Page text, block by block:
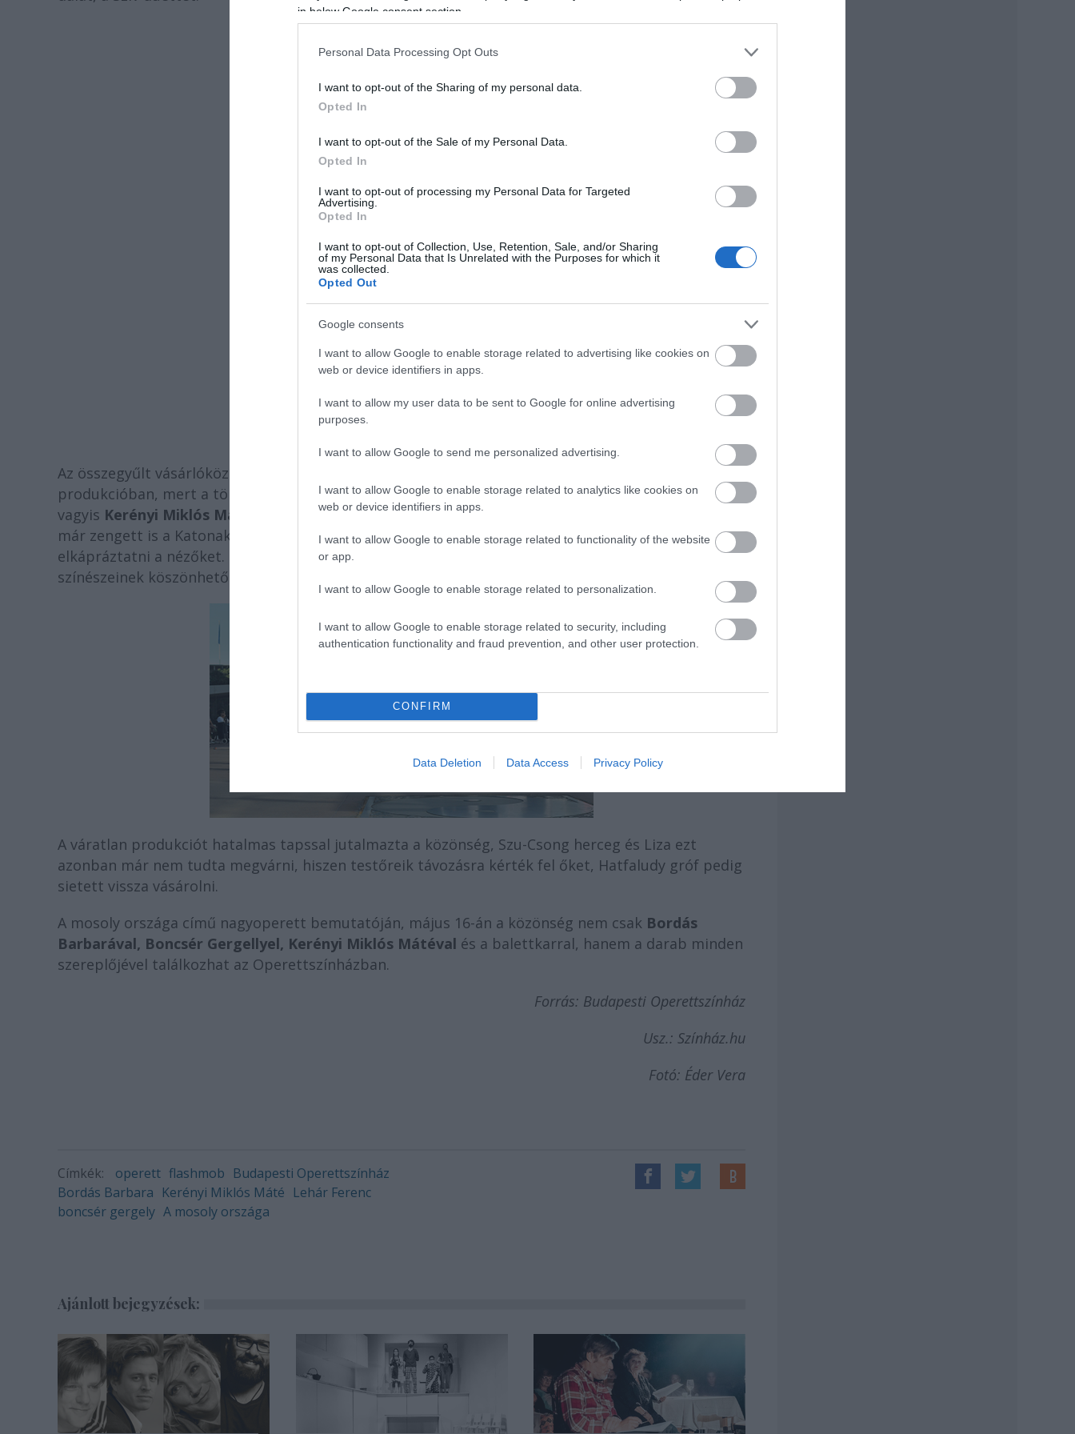
in below Google consent section.
Personal Data Processing Opt Outs
I want to opt-out of the Sharing of my personal data.
Opted In
I want to opt-out of the Sale of my Personal Data.
Opted In
I want to opt-out of processing my Personal Data for Targeted
Advertising.
Opted In
I want to opt-out of Collection, Use, Retention, Sale, and/or Sharing
of my Personal Data that Is Unrelated with the Purposes for which it
was collected.
Opted Out
Google consents
I want to allow Google to enable storage related to advertising like cookies on
web or device identifiers in apps.
I want to allow my user data to be sent to Google for online advertising
purposes.
I want to allow Google to send me personalized advertising.
I want to allow Google to enable storage related to analytics like cookies on
web or device identifiers in apps.
I want to allow Google to enable storage related to functionality of the website
or app.
I want to allow Google to enable storage related to personalization.
I want to allow Google to enable storage related to security, including
authentication functionality and fraud prevention, and other user protection.
CONFIRM
Data Deletion Data Access Privacy Policy
Az összegyűlt vásárlóközönségnek nem sok ideje volt, hogy felfogja a történteket, és elmerüljön a
produkcióban, mert a tömegből egyszercsak a szatyrokkal megrakodott Hatfaludy Ferenc gróf,
vagyis Kerényi Miklós Máté
bukkant fel, hozzá pedig minden irányból táncosok csatlakoztak és
már zengett is a Katonakarmester dala. A táncos-komikusnak a színház balettkara segített
elkápráztatni a nézőket. Pergett a dob, szólt a zene, a vásárlást pedig az Operettszínház
színészeinek köszönhetően pár percre mindenki abbahagyta.
A váratlan produkciót hatalmas tapssal jutalmazta a közönség, Szu-Csong herceg és Liza ezt
azonban már nem tudta megvárni, hiszen testőreik távozásra kérték fel őket, Hatfaludy gróf pedig
sietett vissza vásárolni.
A mosoly országa című nagyoperett bemutatóján, május 16-án a közönség nem csak Bordás
Barbarával, Boncsér Gergellyel, Kerényi Miklós Mátéval és a balettkarral, hanem a darab minden
szereplőjével találkozhat az Operettszínházban.
Forrás: Budapesti Operettszínház
Usz.: Színház.hu
Fotó: Éder Vera
Címkék: operett flashmob Budapesti Operettszínház
Bordás Barbara Kerényi Miklós Máté Lehár Ferenc
boncsér gergely A mosoly országa
Ajánlott bejegyzések: